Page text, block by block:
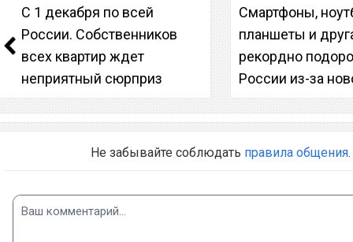
С 1 декабря по всей
России. Собственников
всех квартир ждет
неприятный сюрприз
Смартфоны,
планшеты и
рекордно
России из-за
Не забывайте соблюдать правила общения.